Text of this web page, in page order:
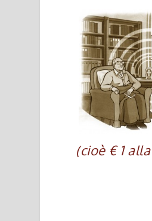
(cioè € 1